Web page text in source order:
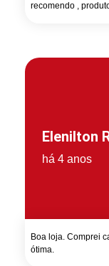
recomendo ,
Elenilton
há 4 anos
Boa loja. Comprei
ótima.